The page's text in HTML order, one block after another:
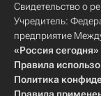
Свидетельство о
Учредитель:
предприятие
«Россия сегодня»
Правила
Политика